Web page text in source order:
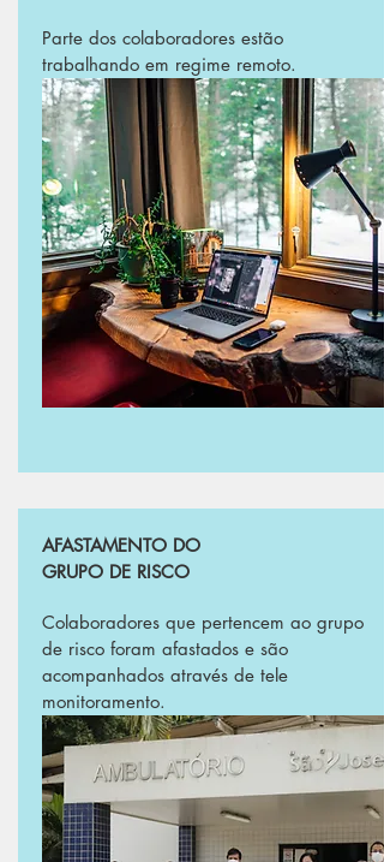
Parte dos colaboradores estão
trabalhando em regime remoto.
AFASTAMENTO DO
GRUPO DE RISCO
Colaboradores que pertencem ao grupo
de risco foram afastados e são
acompanhados através de tele
monitoramento.